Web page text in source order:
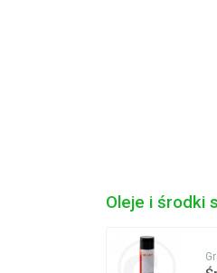
Oleje i środki